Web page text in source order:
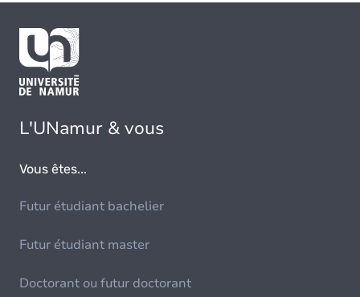
L'UNamur & vous
Vous êtes...
Futur étudiant bachelier
Futur étudiant master
Doctorant ou futur doctorant